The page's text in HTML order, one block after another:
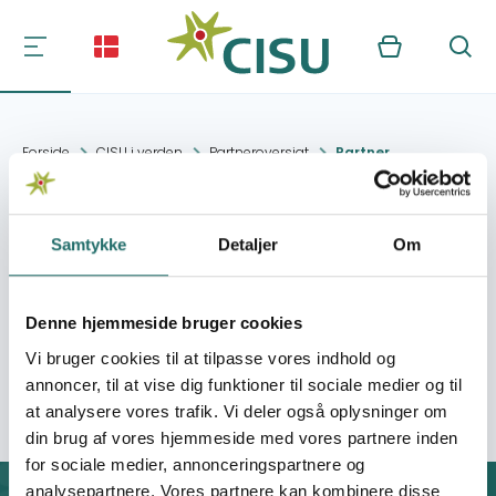
Samtykke Detaljer Om
Denne hjemmeside bruger cookies
Vi bruger cookies til at tilpasse vores indhold og
annoncer, til at vise dig funktioner til sociale medier og til
at analysere vores trafik. Vi deler også oplysninger om
din brug af vores hjemmeside med vores partnere inden
for sociale medier, annonceringspartnere og
analysepartnere. Vores partnere kan kombinere disse
Kurv Søg
Forside CISU i verden Partneroversigt Partner
Lira Central Division
Organisation: Fora